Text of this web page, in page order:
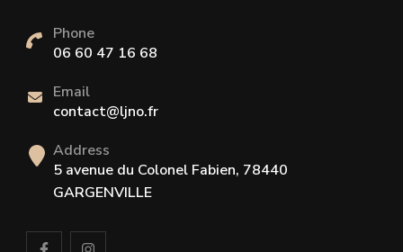
Phone
06 60 47 16 68
Email
contact@ljno.fr
Address
5 avenue du Colonel Fabien, 78440
GARGENVILLE